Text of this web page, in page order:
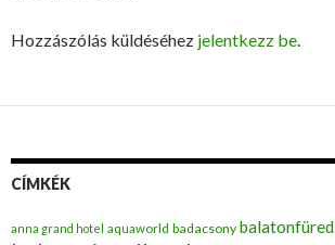
Hozzászólás küldéséhez jelentkezz be.
CÍMKÉK
anna grand hotel aquaworld badacsony balatonfüred